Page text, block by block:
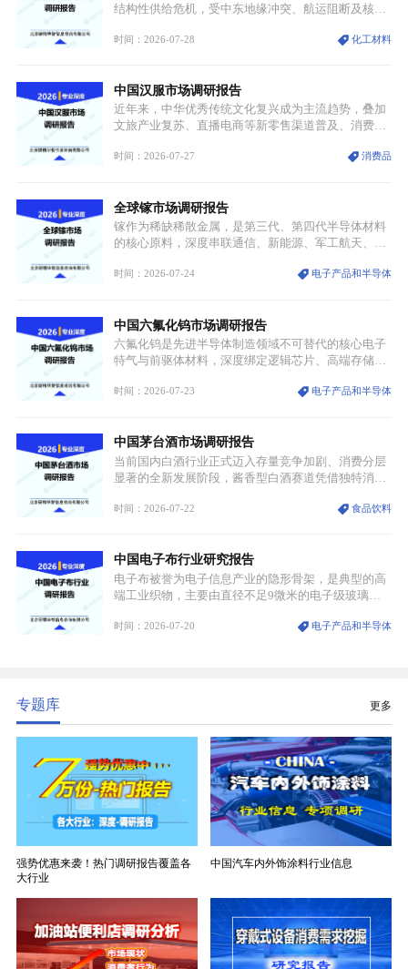
结构性供给危机，受中东地缘冲突、航运阻断及核心
停产，行业长期维持寡头垄断的供应链格局彻底瓦
价无市”的供给真空，并沿高频覆铜板、PCB电路板向
AI服务器、5G基站等高端电子终端持续传导，全产业
链生产、成本、交付均承受巨大压力。
时间：2026-07-28 化工材料
中国汉服市场调研报告
近年来，中华优秀传统文化复兴成为主流趋势，叠加
文旅产业复苏、直播电商等新零售渠道普及、消费群
服不再局限于传统节日、古风活动等小众场景，逐步
重要载体。同时，行业标准落地、生产技术升级、原
创设计能力提升，进一步夯实产业发展根基，吸引传
统服饰品牌、文旅企业等跨界入局，市场活力持续释
时间：2026-07-27 消费品
全球镓市场调研报告
镓作为稀缺稀散金属，是第三代、第四代半导体材料
的核心原料，深度串联通信、新能源、军工航天、光
与大国科技博弈的关键战略资源。镓并非传统大宗金
领域渗透”的战略体系，成为全球科技产业运转的刚
需资源。
时间：2026-07-24 电子产品和半导体
中国六氟化钨市场调研报告
六氟化钨是先进半导体制造领域不可替代的核心电子
特气与前驱体材料，深度绑定逻辑芯片、高端存储芯
沉积（CVD）、原子层沉积（ALD）工艺专用前驱体
密制造流程。
时间：2026-07-23 电子产品和半导体
中国茅台酒市场调研报告
当前国内白酒行业正式迈入存量竞争加剧、消费分层
显著的全新发展阶段，酱香型白酒赛道凭借独特消费
道。贵州茅台凭借独一无二的核心产区壁垒、刚性产
业。
时间：2026-07-22 食品饮料
中国电子布行业研究报告
电子布被誉为电子信息产业的隐形骨架，是典型的高
端工业织物，主要由直径不足9微米的电子级玻璃纤
生产制造过程中不可或缺的核心基材。电子布具备高
时间：2026-07-20 电子产品和半导体
专题库 更多
强势优惠来袭！热门调研报告覆盖各
大行业
中国汽车内外饰涂料行业信息